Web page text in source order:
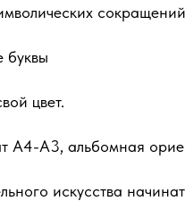
буквы
цвет.
А4-А3, альбомная
искусства